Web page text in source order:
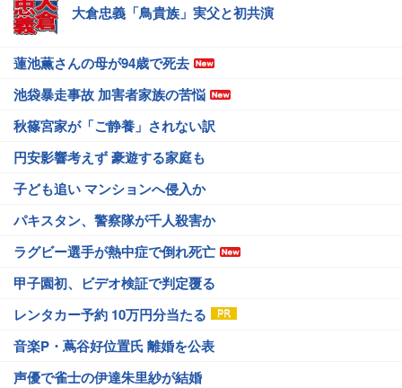
大倉忠義「鳥貴族」実父と初共演
蓮池薫さんの母が94歳で死去
池袋暴走事故 加害者家族の苦悩
秋篠宮家が「ご静養」されない訳
円安影響考えず 豪遊する家庭も
子ども追い マンションへ侵入か
パキスタン、警察隊が千人殺害か
ラグビー選手が熱中症で倒れ死亡
甲子園初、ビデオ検証で判定覆る
レンタカー予約 10万円分当たる
音楽P・蔦谷好位置氏 離婚を公表
声優で雀士の伊達朱里紗が結婚